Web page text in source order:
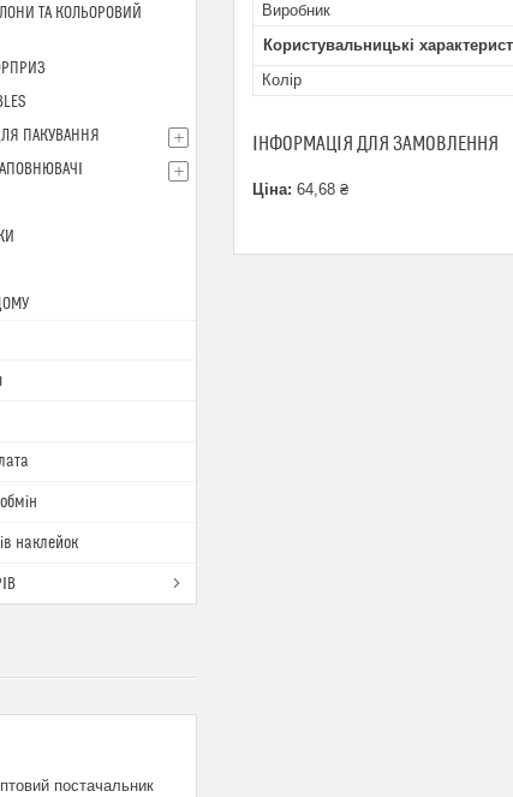
Виробник
Користувальницькі
Колір
ІНФОРМАЦІЯ ДЛЯ ЗАМОВЛЕННЯ
Ціна: 64,68 ₴
ТА КОЛЬОРОВИЙ
ПАКУВАННЯ
наклейок
постачальник